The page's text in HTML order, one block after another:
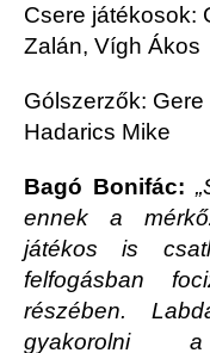
Csere játékosok:
Zalán, Vígh Ákos
Gólszerzők:
Hadarics Mike
Bagó Bonifác:
ennek a
játékos is
felfogásban
részében.
gyakorolni